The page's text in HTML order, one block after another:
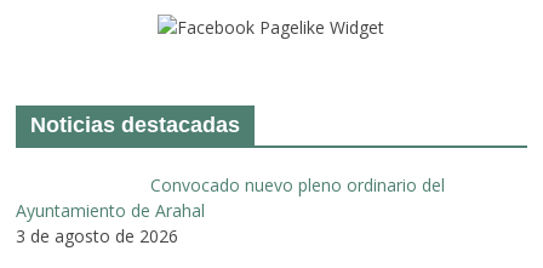
Noticias destacadas
Convocado nuevo pleno ordinario del
Ayuntamiento de Arahal
3 de agosto de 2026